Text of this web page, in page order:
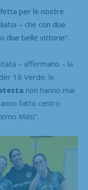
per le nostre
– che con due
due belle vittorie”.
– affermano – la
18 Verde: le
non hanno mai
fatto centro
Masi”.